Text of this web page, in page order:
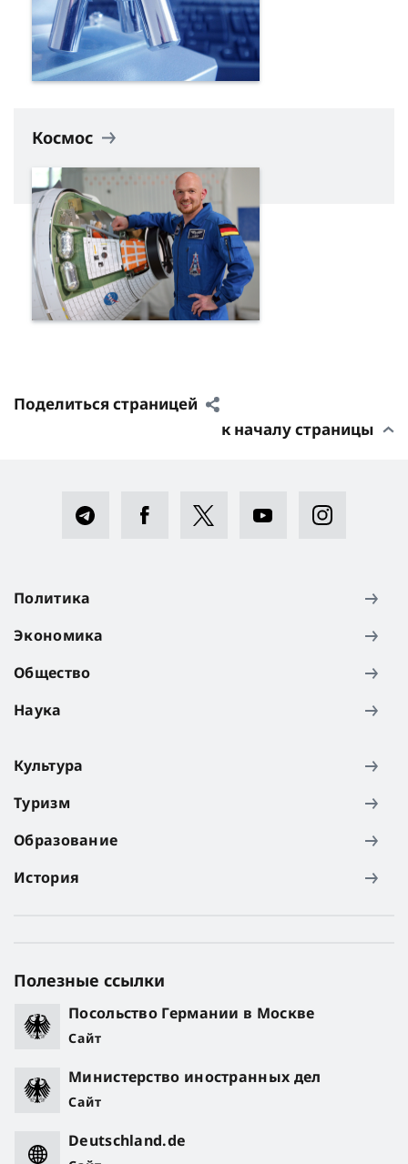
Космос
Поделиться страницей
к началу страницы
Политика
Экономика
Общество
Наука
Культура
Туризм
Образование
История
Полезные ссылки
Посольство Германии в Москве
Сайт
Министерство иностранных дел
Сайт
Deutschland.de